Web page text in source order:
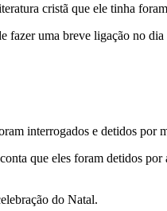
cristã que ele tinha
fazer uma breve ligação no
interrogados e detidos por
que eles foram detidos
do Natal.